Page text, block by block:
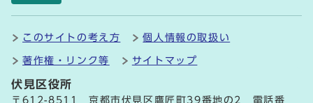
このサイトの考え方 個人情報の取扱い
著作権・リンク等 サイトマップ
伏見区役所
〒612-8511 京都市伏見区鷹匠町39番地の2 電話番